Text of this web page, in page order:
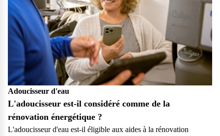
Adoucisseur d'eau
L'adoucisseur est-il considéré comme de la
rénovation énergétique ?
L'adoucisseur d'eau est-il éligible aux aides à la rénovation